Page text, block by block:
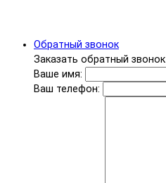
Обратный звонок
Заказать обратный звонок
Ваше имя:
Ваш телефон: